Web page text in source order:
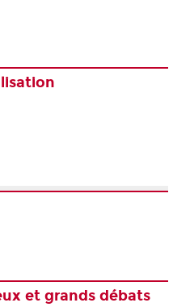
et grands débats